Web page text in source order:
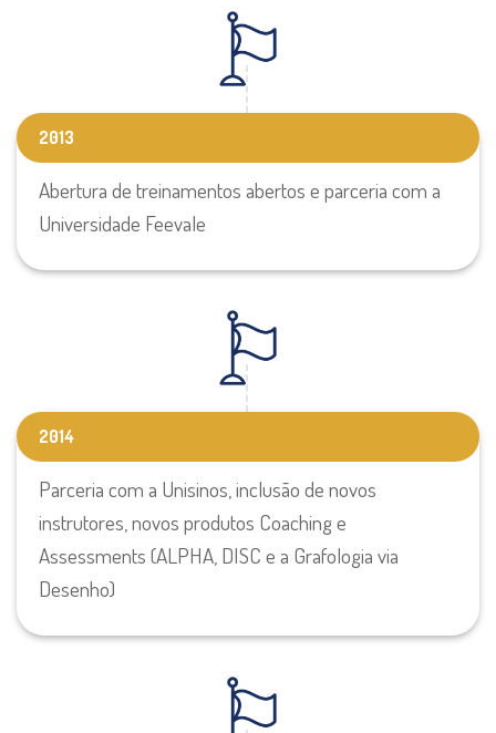
2013
Abertura de treinamentos abertos e parceria com a
Universidade Feevale
2014
Parceria com a Unisinos, inclusão de novos
instrutores, novos produtos Coaching e
Assessments (ALPHA, DISC e a Grafologia via
Desenho)